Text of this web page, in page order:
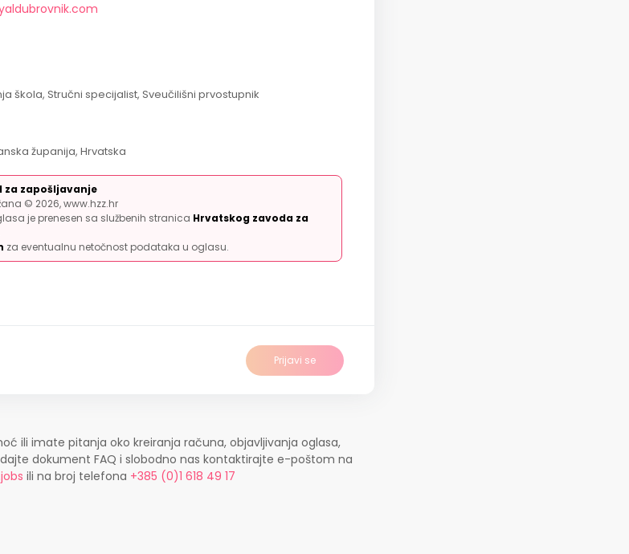
škola, Stručni specijalist, Sveučilišni prvostupnik
županija, Hrvatska
za zapošljavanje
© 2026, www.hzz.hr
je prenesen sa službenih stranica Hrvatskog zavoda za
za eventualnu netočnost podataka u oglasu.
Prijavi se
ili imate pitanja oko kreiranja računa, objavljivanja oglasa,
dokument FAQ i slobodno nas kontaktirajte e-poštom na
ili na broj telefona +385 (0)1 618 49 17